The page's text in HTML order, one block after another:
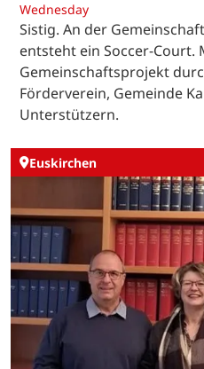
Wednesday
Sistig. An der
entsteht ein Soccer-Court.
Gemeinschaftsprojekt
Förderverein, Gemeinde
Unterstützern.
Euskirchen